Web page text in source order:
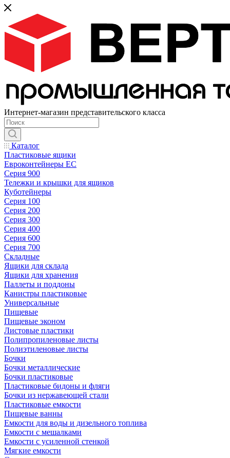
Интернет-магазин представительского класса
Каталог
Пластиковые ящики
Евроконтейнеры ЕС
Серия 900
Тележки и крышки для ящиков
Куботейнеры
Серия 100
Серия 200
Серия 300
Серия 400
Серия 600
Серия 700
Складные
Ящики для склада
Ящики для хранения
Паллеты и поддоны
Канистры пластиковые
Универсальные
Пищевые
Пищевые эконом
Листовые пластики
Полипропиленовые листы
Полиэтиленовые листы
Бочки
Бочки металлические
Бочки пластиковые
Пластиковые бидоны и фляги
Бочки из нержавеющей стали
Пластиковые емкости
Пищевые ванны
Емкости для воды и дизельного топлива
Емкости с мешалками
Емкости с усиленной стенкой
Мягкие емкости